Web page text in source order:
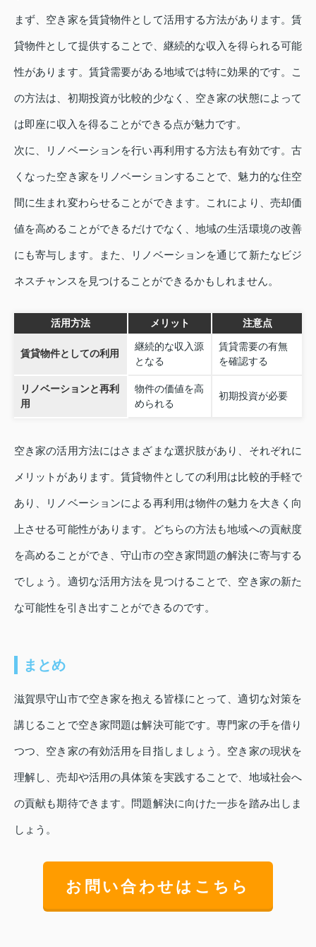
まず、空き家を賃貸物件として活用する方法があります。賃
貸物件として提供することで、継続的な収入を得られる可能
性があります。賃貸需要がある地域では特に効果的です。こ
の方法は、初期投資が比較的少なく、空き家の状態によって
は即座に収入を得ることができる点が魅力です。
次に、リノベーションを行い再利用する方法も有効です。古
くなった空き家をリノベーションすることで、魅力的な住空
間に生まれ変わらせることができます。これにより、売却価
値を高めることができるだけでなく、地域の生活環境の改善
にも寄与します。また、リノベーションを通じて新たなビジ
ネスチャンスを見つけることができるかもしれません。
活用方法 メリット 注意点
賃貸物件としての利用
継続的な収入源
となる
賃貸需要の有無
を確認する
リノベーションと再利
用
物件の価値を高
められる
初期投資が必要
空き家の活用方法にはさまざまな選択肢があり、それぞれに
メリットがあります。賃貸物件としての利用は比較的手軽で
あり、リノベーションによる再利用は物件の魅力を大きく向
上させる可能性があります。どちらの方法も地域への貢献度
を高めることができ、守山市の空き家問題の解決に寄与する
でしょう。適切な活用方法を見つけることで、空き家の新た
な可能性を引き出すことができるのです。
まとめ
滋賀県守山市で空き家を抱える皆様にとって、適切な対策を
講じることで空き家問題は解決可能です。専門家の手を借り
つつ、空き家の有効活用を目指しましょう。空き家の現状を
理解し、売却や活用の具体策を実践することで、地域社会へ
の貢献も期待できます。問題解決に向けた一歩を踏み出しま
しょう。
お問い合わせはこちら